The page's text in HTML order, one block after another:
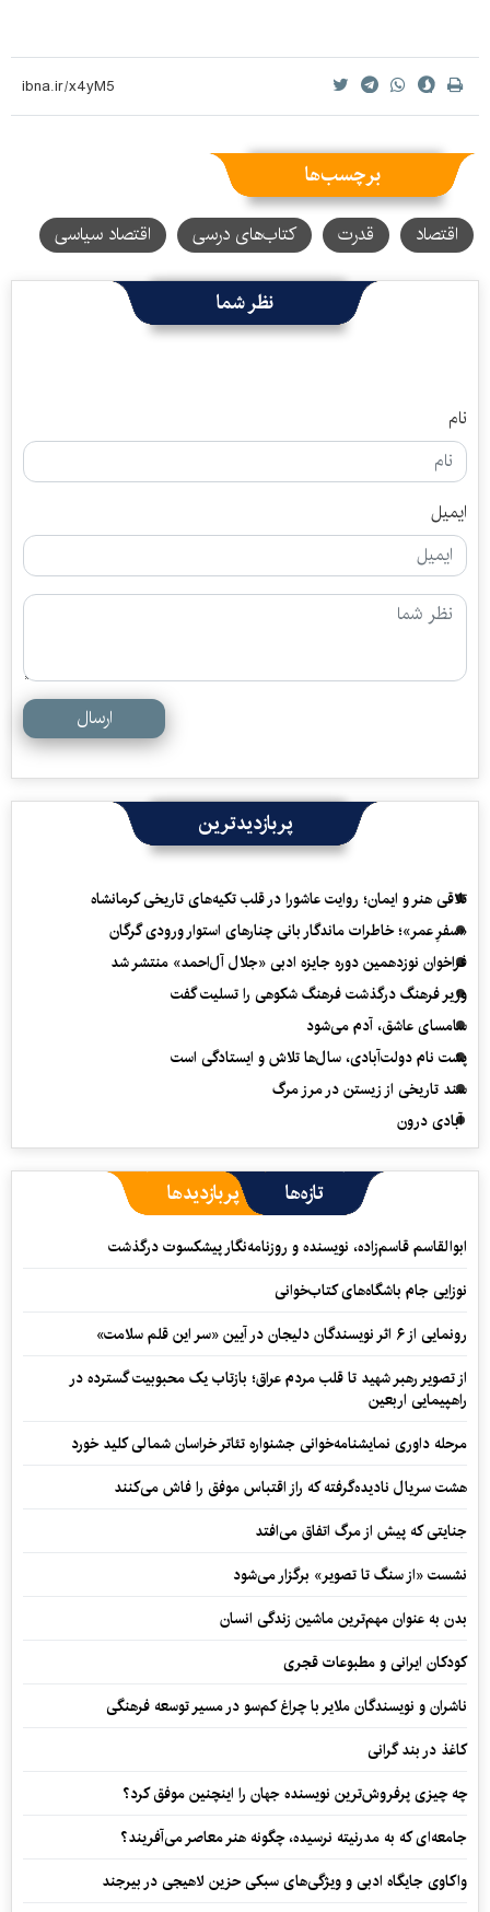
برچسب‌ها
اقتصاد قدرت کتاب‌های درسی اقتصاد سیاسی
نظر شما
نام
ایمیل
ارسال
پربازدیدترین
تلاقی هنر و ایمان؛ روایت عاشورا در قلب تکیه‌های تاریخی کرمانشاه
«سفرِ عمر»؛ خاطرات ماندگار بانی چنارهای استوار ورودی گرگان
فراخوان نوزدهمین دوره جایزه ادبی «جلال آل‌احمد» منتشر شد
وزیر فرهنگ درگذشت فرهنگ شکوهی را تسلیت گفت
سامسای عاشق، آدم می‌شود
پشت نام دولت‌آبادی، سال‌ها تلاش و ایستادگی است
سند تاریخی از زیستن در مرز مرگ
آبادی درون
تازه‌ها پربازدیدها
ابوالقاسم قاسم‌زاده، نویسنده و روزنامه‌نگار پیشکسوت درگذشت
نوزایی جام باشگاه‌های کتاب‌خوانی
رونمایی از ۶ اثر نویسندگان دلیجان در آیین «سر این قلم سلامت»
از تصویر رهبر شهید تا قلب مردم عراق؛ بازتاب یک محبوبیت گسترده در
راهپیمایی اربعین
مرحله داوری نمایشنامه‌خوانی جشنواره تئاتر خراسان شمالی کلید خورد
هشت سریال نادیده‌گرفته که راز اقتباس موفق را فاش می‌کنند
جنایتی که پیش از مرگ اتفاق می‌افتد
نشست «از سنگ تا تصویر» برگزار می‌شود
بدن به عنوان مهم‌ترین ماشین زندگی انسان
کودکان ایرانی و مطبوعات قجری
ناشران و نویسندگان ملایر با چراغ کم‌سو در مسیر توسعه فرهنگی
کاغذ در بند گرانی
چه چیزی پرفروش‌ترین نویسنده جهان را اینچنین موفق کرد؟
جامعه‌ای که به مدرنیته نرسیده، چگونه هنر معاصر می‌آفریند؟
واکاوی جایگاه ادبی و ویژگی‌های سبکی حزین لاهیجی در بیرجند